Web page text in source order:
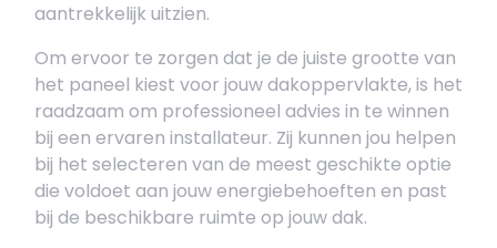
aantrekkelijk uitzien.
Om ervoor te zorgen dat je de juiste grootte van
het paneel kiest voor jouw dakoppervlakte, is het
raadzaam om professioneel advies in te winnen
bij een ervaren installateur. Zij kunnen jou helpen
bij het selecteren van de meest geschikte optie
die voldoet aan jouw energiebehoeften en past
bij de beschikbare ruimte op jouw dak.